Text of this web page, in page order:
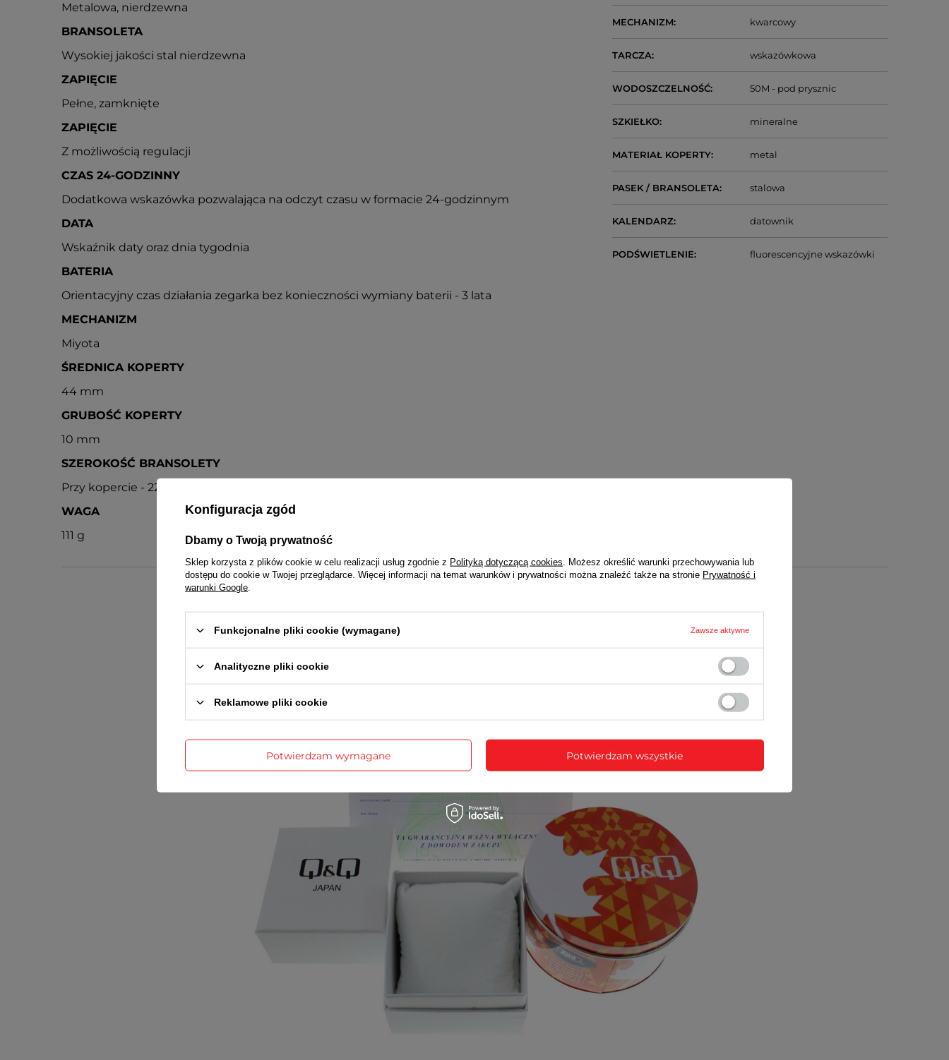
Metalowa, nierdzewna
BRANSOLETA
Wysokiej jakości stal nierdzewna
ZAPIĘCIE
Pełne, zamknięte
ZAPIĘCIE
Z możliwością regulacji
CZAS 24-GODZINNY
Dodatkowa wskazówka pozwalająca na odczyt czasu w formacie 24-godzinnym
DATA
Wskaźnik daty oraz dnia tygodnia
BATERIA
Orientacyjny czas działania zegarka bez konieczności wymiany baterii - 3 lata
MECHANIZM
Miyota
ŚREDNICA KOPERTY
44 mm
GRUBOŚĆ KOPERTY
10 mm
SZEROKOŚĆ BRANSOLETY
Przy kopercie - 22 mm, przy zapięciu - 20 mm
WAGA
111 g
MECHANIZM kwarcowy
TARCZA wskazówkowa
WODOSZCZELNOŚĆ 50M - pod prysznic
SZKIEŁKO mineralne
MATERIAŁ KOPERTY metal
PASEK / BRANSOLETA stalowa
KALENDARZ datownik
PODŚWIETLENIE fluorescencyjne wskazówki
dowód zakupu (paragon lub fakturę VAT)
Konfiguracja zgód
Dbamy o Twoją prywatność
Sklep korzysta z plików cookie w celu realizacji usług zgodnie z Polityką dotyczącą cookies . Możesz określić warunki przechowywania lub
dostępu do cookie w Twojej przeglądarce. Więcej informacji na temat warunków i prywatności można znaleźć także na stronie Prywatność i
warunki Google
Funkcjonalne pliki cookie (wymagane) Zawsze aktywne
Analityczne pliki cookie
Reklamowe pliki cookie
Potwierdzam wymagane Potwierdzam wszystkie